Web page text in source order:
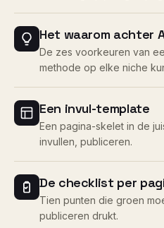
Het waarom achter
De zes voorkeuren van
methode op elke niche
Een invul-template
Een pagina-skelet in de
invullen, publiceren.
De checklist per
Tien punten die groen
publiceren drukt.